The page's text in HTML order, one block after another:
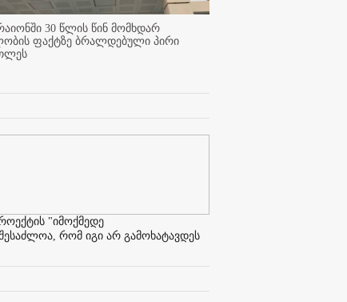
30 წლის წინ მომხდარ
ფაქტზე ბრალდებული პირი
"იმოქმედე
რომ იგი არ გამოხატავდეს